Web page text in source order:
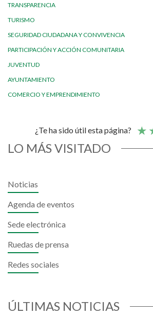
TRANSPARENCIA
TURISMO
SEGURIDAD CIUDADANA Y CONVIVENCIA
PARTICIPACIÓN Y ACCIÓN COMUNITARIA
JUVENTUD
AYUNTAMIENTO
COMERCIO Y EMPRENDIMIENTO
¿Te ha sido útil esta página?
LO MÁS VISITADO
Noticias
Agenda de eventos
Sede electrónica
Ruedas de prensa
Redes sociales
ÚLTIMAS NOTICIAS